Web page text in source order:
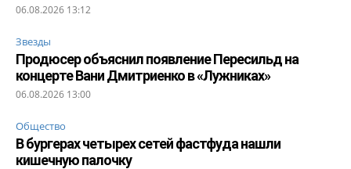
06.08.2026 13:12
Звезды
Продюсер объяснил появление Пересильд на
концерте Вани Дмитриенко в «Лужниках»
06.08.2026 13:00
Общество
В бургерах четырех сетей фастфуда нашли
кишечную палочку